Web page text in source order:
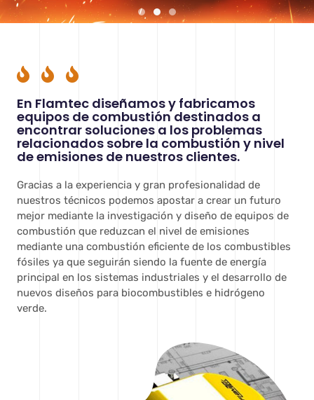
quemadores de gasoil,
quemadores de fuel y
quemadores mixtos para
sistemas de caldera industriales.
con cero complicaciones.
DESCUBRE MÁS
productos y equipo profesional.
SOBRE NOSOTROS
quemadores de gasoil,
quemadores de fuel y
quemadores mixtos para
sistemas de caldera industriales.
con cero complicaciones.
DESCUBRE MÁS
productos y equipo profesional.
SOBRE NOSOTROS
quemadores de gasoil,
quemadores de fuel y
quemadores mixtos para
sistemas de caldera industriales.
con cero complicaciones.
DESCUBRE MÁS
productos y equipo profesional.
SOBRE NOSOTROS
En Flamtec diseñamos y fabricamos
equipos de combustión destinados a
encontrar soluciones a los problemas
relacionados sobre la combustión y nivel
de emisiones de nuestros clientes.
Gracias a la experiencia y gran profesionalidad de
nuestros técnicos podemos apostar a crear un futuro
mejor mediante la investigación y diseño de equipos de
combustión que reduzcan el nivel de emisiones
mediante una combustión eficiente de los combustibles
fósiles ya que seguirán siendo la fuente de energía
principal en los sistemas industriales y el desarrollo de
nuevos diseños para biocombustibles e hidrógeno
verde.